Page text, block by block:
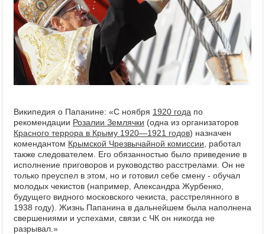
Википедия о Папанине: «С ноября 1920 года по
рекомендации Розалии Землячки (одна из организаторов
Красного террора в Крыму 1920—1921 годов) назначен
комендантом Крымской Чрезвычайной комиссии , работал
также следователем. Его обязанностью было приведение в
исполнение приговоров и руководство расстрелами. Он не
только преуспел в этом, но и готовил себе смену - обучал
молодых чекистов (например, Александра Журбенко,
будущего видного московского чекиста, расстрелянного в
1938 году). Жизнь Папанина в дальнейшем была наполнена
свершениями и успехами, связи с ЧК он никогда не
разрывал.»